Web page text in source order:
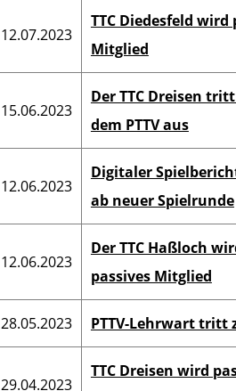
12.07.2023
TTC Diedesfeld wird
Mitglied
15.06.2023
Der TTC Dreisen
dem PTTV aus
12.06.2023
Digitaler
ab neuer Spielrunde
12.06.2023
Der TTC Haßloch
passives Mitglied
28.05.2023 PTTV-Lehrwart tritt
29.04.2023
TTC Dreisen wird